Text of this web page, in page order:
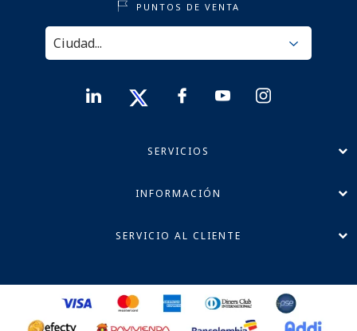
PUNTOS DE VENTA
SERVICIOS
INFORMACIÓN
SERVICIO AL CLIENTE